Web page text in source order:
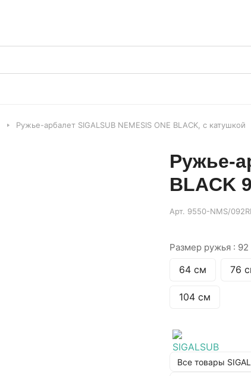
Ружье-арбалет SIGALSUB NEMESIS ONE BLACK, с катушкой
Ружье-
BLACK
Арт. 9550-NMS/
Размер ружья : 92
64 см 76
104 см
Все товары